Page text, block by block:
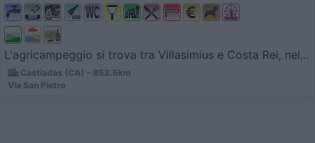
L'agricampeggio si trova tra Villasimius e Costa Rei, nel...
Castiadas (CA) - 853.5km
Via San Pietro